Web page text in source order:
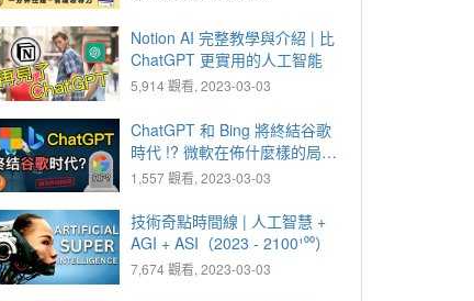
Notion AI 完整教學與介紹 | 比
ChatGPT 更實用的人工智能
5,914 觀看, 2023-03-03
ChatGPT 和 Bing 將終結谷歌
時代 !? 微軟在佈什麼樣的局？
OpenAI 的商業潛力究竟有多
辦？
1,557 觀看, 2023-03-03
技術奇點時間線 | 人工智慧 +
AGI + ASI（2023 - 2100¹⁰⁰）
7,674 觀看, 2023-03-03